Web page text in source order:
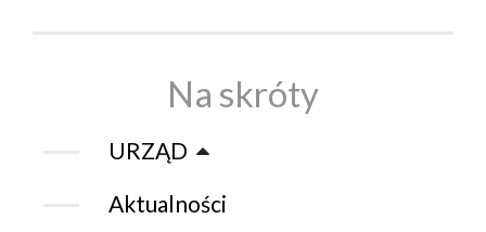
Na skróty
URZĄD
Aktualności